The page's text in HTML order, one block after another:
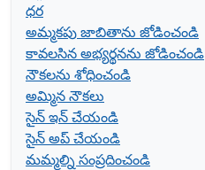
ధర
అమ్మకపు జాబితాను జోడించండి
కావలసిన అభ్యర్థనను జోడించండి
నౌకలను శోధించండి
అమ్మిన నౌకలు
సైన్ ఇన్ చేయండి
సైన్ అప్ చేయండి
మమ్మల్ని సంప్రదించండి